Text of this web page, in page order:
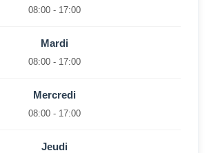
08:00 - 17:00
Mardi
08:00 - 17:00
Mercredi
08:00 - 17:00
Jeudi